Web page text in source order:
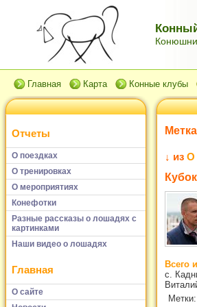
Конюшни
Главная Карта Конные клубы
Отчеты
О поездках
О тренировках
О мероприятиях
Конефотки
Разные рассказы о лошадях с
картинками
Наши видео о лошадях
Главная
О сайте
↓ из О
Всего
с.
Метки: